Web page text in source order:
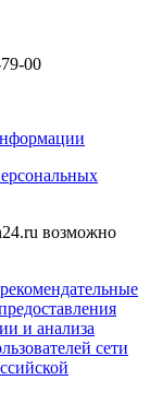
00
возможно
и анализа
сети